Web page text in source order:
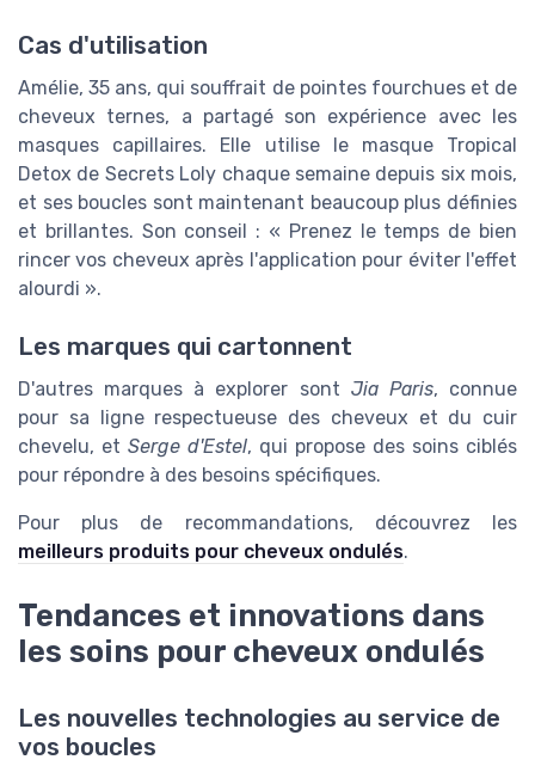
Cas d'utilisation
Amélie, 35 ans, qui souffrait de pointes fourchues et de
cheveux ternes, a partagé son expérience avec les
masques capillaires. Elle utilise le masque Tropical
Detox de Secrets Loly chaque semaine depuis six mois,
et ses boucles sont maintenant beaucoup plus définies
et brillantes. Son conseil : « Prenez le temps de bien
rincer vos cheveux après l'application pour éviter l'effet
alourdi ».
Les marques qui cartonnent
D'autres marques à explorer sont Jia Paris, connue
pour sa ligne respectueuse des cheveux et du cuir
chevelu, et Serge d'Estel, qui propose des soins ciblés
pour répondre à des besoins spécifiques.
Pour plus de recommandations, découvrez les
meilleurs produits pour cheveux ondulés.
Tendances et innovations dans
les soins pour cheveux ondulés
Les nouvelles technologies au service de
vos boucles